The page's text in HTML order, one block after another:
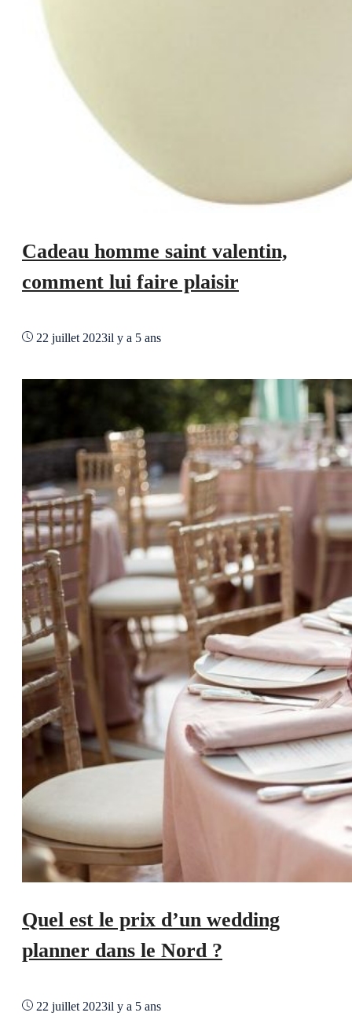
Cadeau homme saint valentin,
comment lui faire plaisir
22 juillet 2023il y a 5 ans
Quel est le prix d’un wedding
planner dans le Nord ?
22 juillet 2023il y a 5 ans